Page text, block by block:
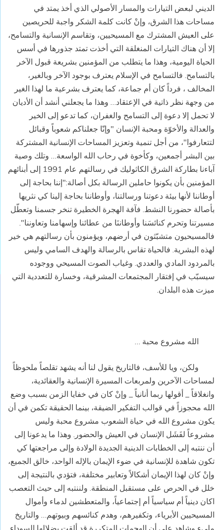
الديني لبعض التيارات والمسار الأصولي الذي أخذ يمتد في
مساحات هذا الشرق، وإنْ كانت كلمة الشكر واجبة للحريصين
على العيش المشترك مع المسيحيين، وتقاسم الإنسانية والتسامح،
إلا أن هناك التيارات المنغلقة التي أخذت تمتد جذورها في أسس
الحياة اليومية، وهذا ما يتطلب من المؤمنين بشريعة قبول الآخر
بالتسامح. فالتسامح في الإسلام يعترف بوجود الآخر وبالغير،
المخالف ، فرداً كان أم جماعة، كما يعترف بشرعية ما لهذا الغير
من وجهة نظر ذاتية في الإعتقاد… وهذا ما يجعلني أنشد أن الأديان
لا تحمل إلا دعوة إلى التسامح والغفران، كما تدعو إلى الخير
والعدالة والأخوّة ومحبة الإنسان "وإنّا جعلناكم شعوباً وقبائل
لتتعارفوا"، من أجل تنمية وتعزيز المساحات الإنسانية المشتركة
بين البشر أجمعين، وكأخوة في رحاب الله الواسعة… وتلك وصية
آباءنا بطاركة الشرق الكاثوليك في رسالتهم عام 1991 إلى أبنائهم
المؤمنين بأن يكونوا حاملين الرسالة بكل أصالة:"إننا بحاجة إلى
أوطاننا لأنها بيئة دعوتنا ورسالتنا، وأوطاننا بحاجة إلينا كي نثريها
بأصالة حضورنا النشط. فآفة الهجرة الخطيرة تنخر جسمنا وتعطّل
مسيرتنا وتحرم كنائسَنا وأوطاننَا من عطائنا وإسهامنا وتعاوننا".
فالمسيحيون متشبّثون في أرضهم، ويؤمنون بأن رسالتهم هي خير
لهذه البشرية. فالحياة تقاس بالرسالة والهدف السامي وليس
بالمردود المادي والعددي. وغياب الصوت المسيحي ووجوده
سيسبّب في إفتقار المجتمعات المشرقية، وخسارة للتعددية التي
ميزت هذه البلدان.
الله مشروع محبة …
ولكن، ويا للأسف، فالتاريخ يقول لنا أنه يشهد تقلصاً ملحوظاً
لمساحات الآخرين ولمربعات المسيرة الإنسانية والعقائدية،
وانغلاقاً _ أقولها ربما أنانياً _ وإنْ كان في خفايا الزمن بسبب وضع
الله محجوزاً في قوالب التفكير الضيقة، بينما الحقيقة تكمن في أن
يكون مشروع الله في حياة الشعوب مشروع محبة وليس
مشروعاً لفَشَل الإنسان في العيش والحضور. وهذا ما يدعونا إلى
أن ننتبه إلى الخطابات الدينية الجديدة الولادة وإلى مراجعتها كي
تكون شاهدة للإنسانية في ضوء الإيمان بالإله الواحد، خالق الجميع،
وإنْ كان لهذا الإيمان أشكالاً وتعابير مختلفة، فتؤدي بالنتيجة إلى
خلل في الحرص على مستقبل المنطقة. ولننتبه إلى حيث التعصب
اكان دينياً أم سياسياً أم إجتماعياً، والمتعطشين لدماء وأموال
المسيحيين الأبرياء، وتكفيرهم، وهدم كنائسهم وبيوتهم… والتاريخ
مليء وشاهد على أن الهجمات المتكررة قد ألقت بضلالها السوداء